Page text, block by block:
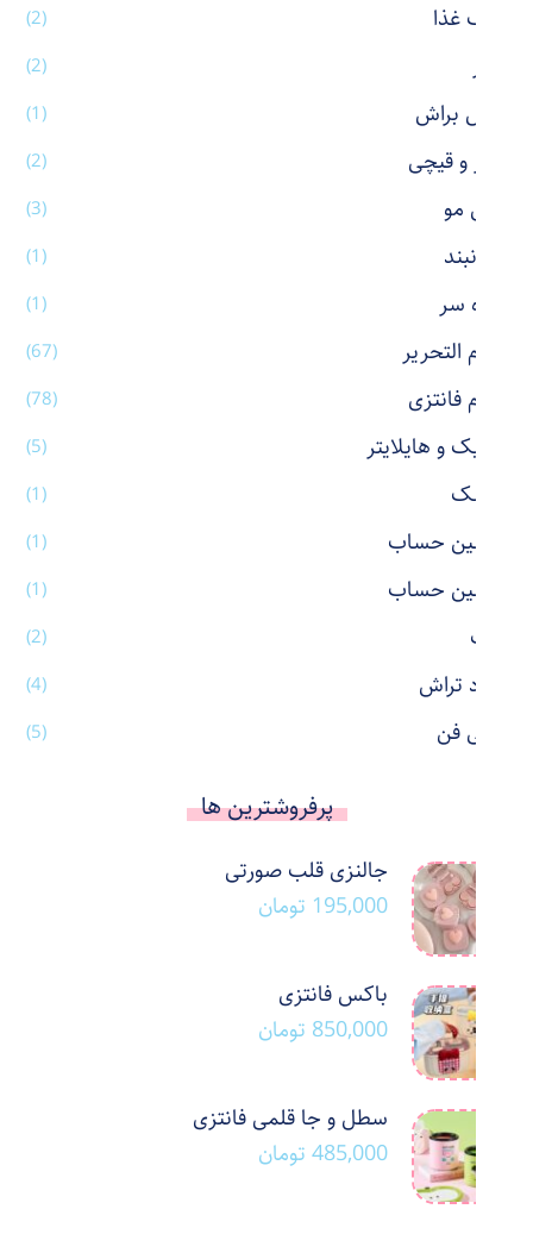
ظرف غذا (2)
عطر (2)
فیس براش (1)
کاتر و قیچی (2)
کش مو (3)
گردنبند (1)
گیره سر (1)
لوازم التحریر (67)
لوازم فانتزی (78)
ماژیک و هایلایتر (5)
ماسک (1)
ماشین حساب (1)
ماشین حساب (1)
ماگ (2)
مداد تراش (4)
مینی فن (5)
پرفروشترین ها
جالنزی قلب صورتی
195,000 تومان
باکس فانتزی
850,000 تومان
سطل و جا قلمی فانتزی
485,000 تومان